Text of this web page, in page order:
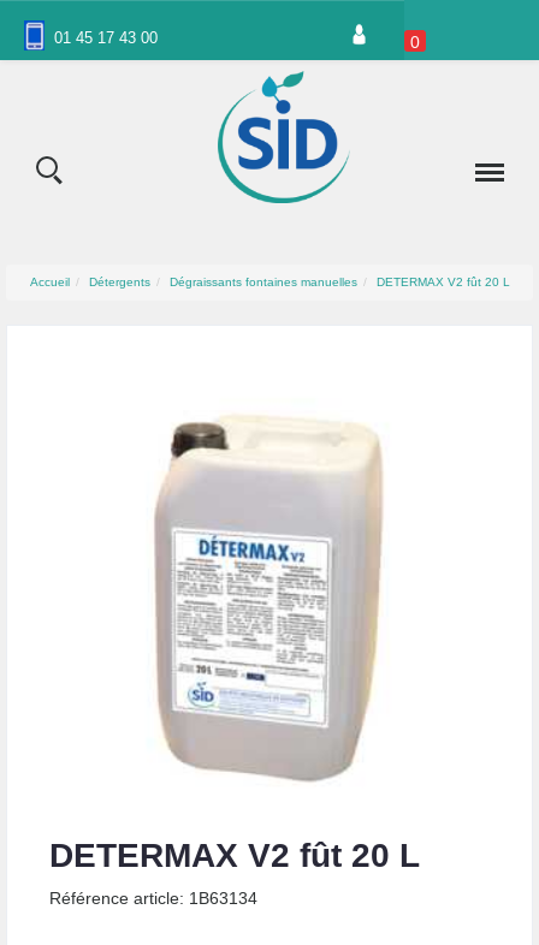
01 45 17 43 00 0
Accueil Détergents Dégraissants fontaines manuelles DETERMAX V2 fût 20 L
DETERMAX V2 fût 20 L
Référence article: 1B63134